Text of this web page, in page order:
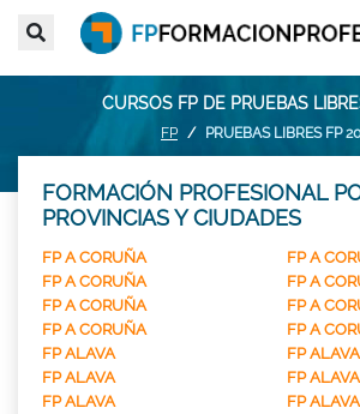
CURSOS FP DE PRUEBAS
FP PRUEBAS LIBRES FP
FORMACIÓN PROFESIONAL
PROVINCIAS Y CIUDADES
FP A CORUÑA
FP A
FP A CORUÑA
FP A
FP A CORUÑA
FP A
FP A CORUÑA
FP A
FP ALAVA
FP ALAVA
FP ALAVA
FP ALAVA
FP ALAVA
FP ALAVA